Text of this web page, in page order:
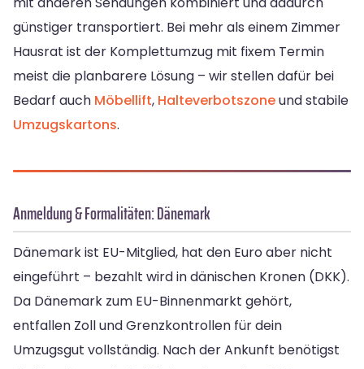
günstiger transportiert. Bei mehr als einem Zimmer
Hausrat ist der Komplettumzug mit fixem Termin
meist die planbarere Lösung – wir stellen dafür bei
Bedarf auch Möbellift, Halteverbotszoneund stabile
Umzugskartons.
Anmeldung & Formalitäten: Dänemark
Dänemark ist EU-Mitglied, hat den Euro aber nicht
eingeführt – bezahlt wird in dänischen Kronen (DKK).
Da Dänemark zum EU-Binnenmarkt gehört,
entfallen Zoll und Grenzkontrollen für dein
Umzugsgut vollständig. Nach der Ankunft benötigst